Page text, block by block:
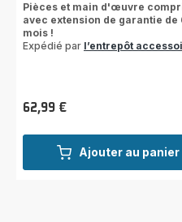
Ajouter au panier
Pièces et main d'œuvre
avec extension de garantie de
mois !
Expédié par l’entrepôt
Prix
62,99 €